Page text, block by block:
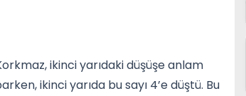
ikinci yarıdaki düşüşe anlam
ikinci yarıda bu sayı 4’e düştü. Bu